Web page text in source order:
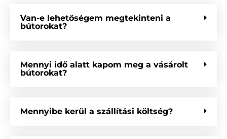
Van-e lehetőségem megtekinteni a
bútorokat?
Mennyi idő alatt kapom meg a vásárolt
bútorokat?
Mennyibe kerül a szállítási költség?